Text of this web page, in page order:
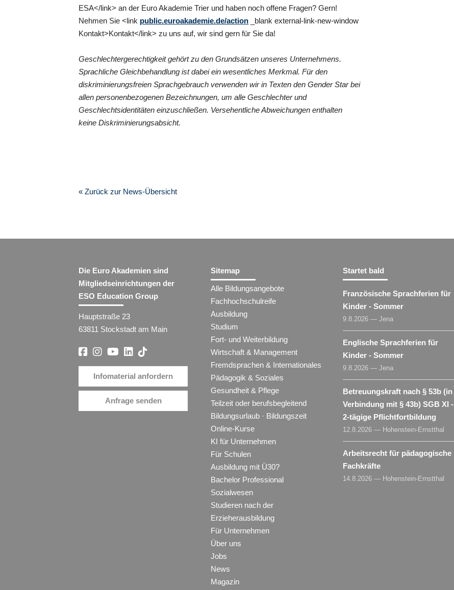
ESA</link> an der Euro Akademie Trier und haben noch offene Fragen? Gern!
Nehmen Sie <link public.euroakademie.de/action _blank external-link-new-window
Kontakt>Kontakt</link> zu uns auf, wir sind gern für Sie da!
Geschlechtergerechtigkeit gehört zu den Grundsätzen unseres Unternehmens.
Sprachliche Gleichbehandlung ist dabei ein wesentliches Merkmal. Für den
diskriminierungsfreien Sprachgebrauch verwenden wir in Texten den Gender Star bei
allen personenbezogenen Bezeichnungen, um alle Geschlechter und
Geschlechtsidentitäten einzuschließen. Versehentliche Abweichungen enthalten
keine Diskriminierungsabsicht.
« Zurück zur News-Übersicht
Die Euro Akademien sind
Mitgliedseinrichtungen der
ESO Education Group
Hauptstraße 23
63811 Stockstadt am Main
Infomaterial anfordern
Anfrage senden
Sitemap
Alle Bildungsangebote
Fachhochschulreife
Ausbildung
Studium
Fort- und Weiterbildung
Wirtschaft & Management
Fremdsprachen & Internationales
Pädagogik & Soziales
Gesundheit & Pflege
Teilzeit oder berufsbegleitend
Bildungsurlaub · Bildungszeit
Online-Kurse
KI für Unternehmen
Für Schulen
Ausbildung mit Ü30?
Bachelor Professional
Sozialwesen
Studieren nach der
Erzieherausbildung
Für Unternehmen
Über uns
Jobs
News
Magazin
Startet bald
Französische Sprachferien für
Kinder - Sommer
9.8.2026 — Jena
Englische Sprachferien für
Kinder - Sommer
9.8.2026 — Jena
Betreuungskraft nach § 53b (in
Verbindung mit § 43b) SGB XI -
2-tägige Pflichtfortbildung
12.8.2026 — Hohenstein-Ernstthal
Arbeitsrecht für pädagogische
Fachkräfte
14.8.2026 — Hohenstein-Ernstthal